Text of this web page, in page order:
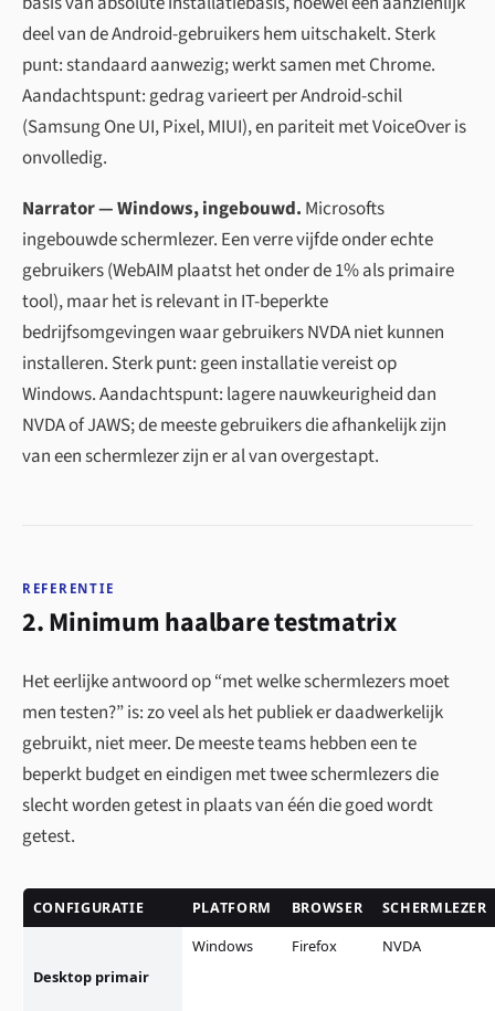
deel van de Android-gebruikers hem uitschakelt. Sterk
punt: standaard aanwezig; werkt samen met Chrome.
Aandachtspunt: gedrag varieert per Android-schil
(Samsung One UI, Pixel, MIUI), en pariteit met VoiceOver is
onvolledig.
Narrator — Windows, ingebouwd. Microsofts
ingebouwde schermlezer. Een verre vijfde onder echte
gebruikers (WebAIM plaatst het onder de 1% als primaire
tool), maar het is relevant in IT-beperkte
bedrijfsomgevingen waar gebruikers NVDA niet kunnen
installeren. Sterk punt: geen installatie vereist op
Windows. Aandachtspunt: lagere nauwkeurigheid dan
NVDA of JAWS; de meeste gebruikers die afhankelijk zijn
van een schermlezer zijn er al van overgestapt.
REFERENTIE
2. Minimum haalbare testmatrix
Het eerlijke antwoord op “met welke schermlezers moet
men testen?” is: zo veel als het publiek er daadwerkelijk
gebruikt, niet meer. De meeste teams hebben een te
beperkt budget en eindigen met twee schermlezers die
slecht worden getest in plaats van één die goed wordt
getest.
CONFIGURATIE PLATFORM BROWSER SCHERMLEZER
Desktop primair
Windows Firefox NVDA